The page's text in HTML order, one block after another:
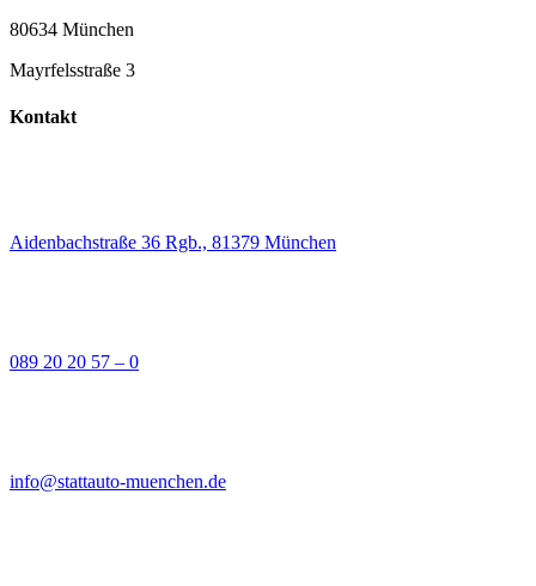
80634 München
Mayrfelsstraße 3
Kontakt
Aidenbachstraße 36 Rgb., 81379 München
089 20 20 57 – 0
info@stattauto-muenchen.de